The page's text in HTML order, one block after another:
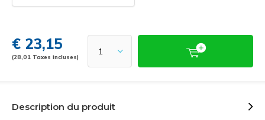
€ 23,15
(28,01 Taxes incluses)
Description du produit